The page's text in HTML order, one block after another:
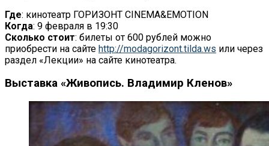
Где: кинотеатр ГОРИЗОНТ CINEMA&EMOTION
Когда: 9 февраля в 19:30
Сколько стоит: билеты от 600 рублей можно
приобрести на сайте http://modagorizont.tilda.ws или через
раздел «Лекции» на сайте кинотеатра.
Выставка «Живопись. Владимир Кленов»